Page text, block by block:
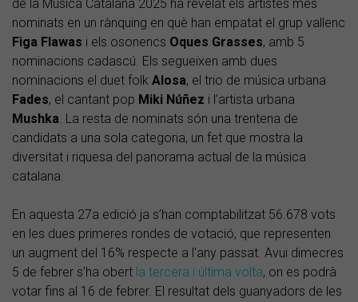
de la Música Catalana 2025 ha revelat els artistes més
nominats en un rànquing en què han empatat el grup vallenc
Figa Flawas i els osonencs Oques Grasses, amb 5
nominacions cadascú. Els segueixen amb dues
nominacions el duet folk Alosa, el trio de música urbana
Fades, el cantant pop Miki Núñez i l’artista urbana
Mushka. La resta de nominats són una trentena de
candidats a una sola categoria, un fet que mostra la
diversitat i riquesa del panorama actual de la música
catalana.
En aquesta 27a edició ja s’han comptabilitzat 56.678 vots
en les dues primeres rondes de votació, que representen
un augment del 16% respecte a l'any passat. Avui dimecres
5 de febrer s’ha obert la tercera i última volta, on es podrà
votar fins al 16 de febrer. El resultat dels guanyadors de les